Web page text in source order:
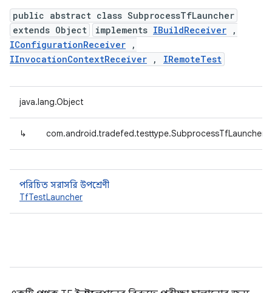
public abstract class SubprocessTfLauncher
extends Object
implements IBuildReceiver ,
IConfigurationReceiver ,
IInvocationContextReceiver , IRemoteTest
java.lang.Object
↳ com.android.tradefed.testtype.SubprocessTfLauncher
পরিচিত সরাসরি উপশ্রেণী
TfTestLauncher